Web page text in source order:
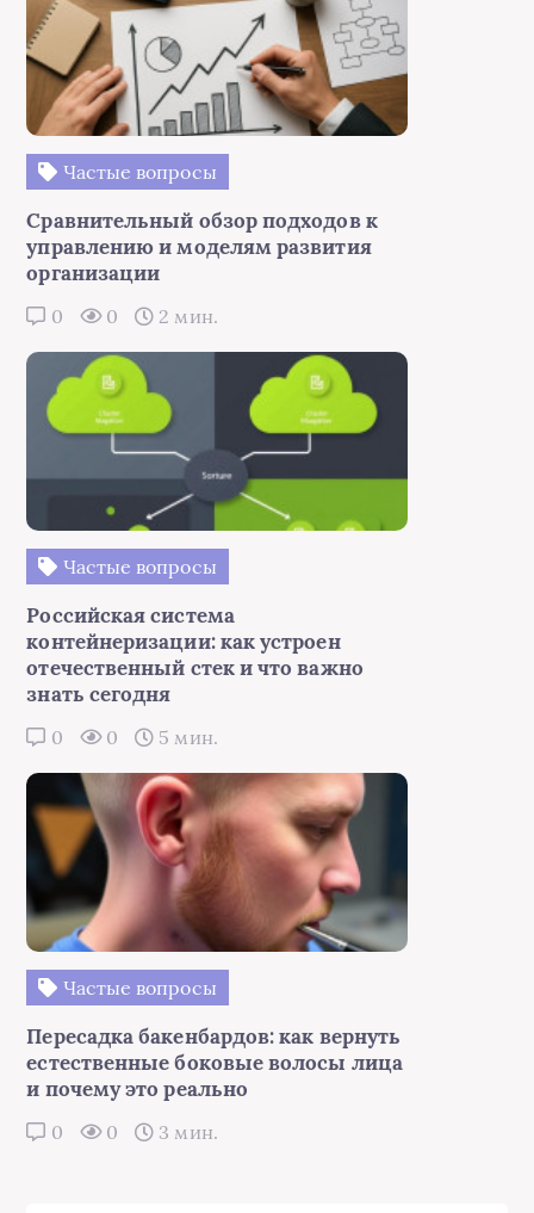
Частые вопросы
Сравнительный обзор подходов к
управлению и моделям развития
организации
0 0 2 мин.
Частые вопросы
Российская система
контейнеризации: как устроен
отечественный стек и что важно
знать сегодня
0 0 5 мин.
Частые вопросы
Пересадка бакенбардов: как вернуть
естественные боковые волосы лица
и почему это реально
0 0 3 мин.